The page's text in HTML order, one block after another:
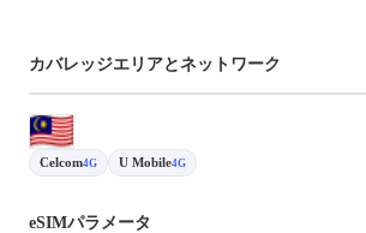
カバレッジエリアとネットワーク
Celcom4G U Mobile4G
eSIMパラメータ